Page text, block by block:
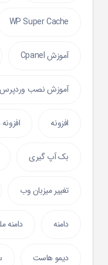
WP Super Cache
آموزش Cpanel
آموزش نصب وردپرس
افزونه
بک آپ گیری
تغییر میزبان وب
دامنه دامنه
دیمو هاست